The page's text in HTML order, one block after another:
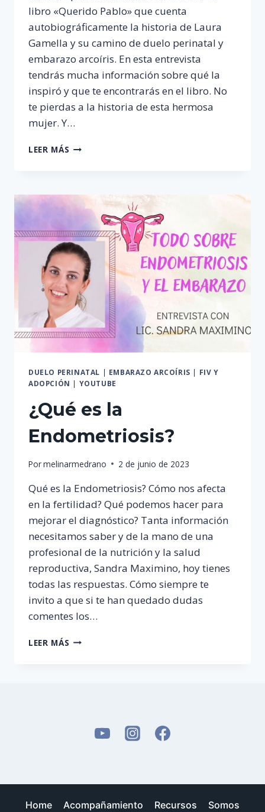
libro «Querido Pablo» que cuenta
autobiográficamente la historia de Laura
Gamella y su camino de duelo perinatal y
embarazo arcoíris. En esta entrevista
tendrás mucha información sobre qué la
inspiró y que te encontrarás en el libro. No
te pierdas a la historia de esta hermosa
mujer. Y…
LEER MÁS LIBRO
«QUERIDO
PABLO»
DUELO PERINATAL | EMBARAZO ARCOÍRIS | FIV Y
ADOPCIÓN | YOUTUBE
¿Qué es la
Endometriosis?
Pormelinarmedrano 2 de junio de 2023
Qué es la Endometriosis? Cómo nos afecta
en la fertilidad? Qué podemos hacer para
mejorar el diagnóstico? Tanta información
necesitamos saber y de la mano de una
profesional de la nutrición y la salud
reproductiva, Sandra Maximino, hoy tienes
todas las respuestas. Cómo siempre te
invito a que si te han quedado dudas
comentes los…
LEER MÁS ¿QUÉ
Home Acompañamiento Recursos Somos